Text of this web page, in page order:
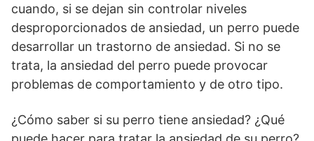
cuando, si se dejan sin controlar niveles
desproporcionados de ansiedad, un perro puede
desarrollar un trastorno de ansiedad. Si no se
trata, la ansiedad del perro puede provocar
problemas de comportamiento y de otro tipo.
¿Cómo saber si su perro tiene ansiedad? ¿Qué